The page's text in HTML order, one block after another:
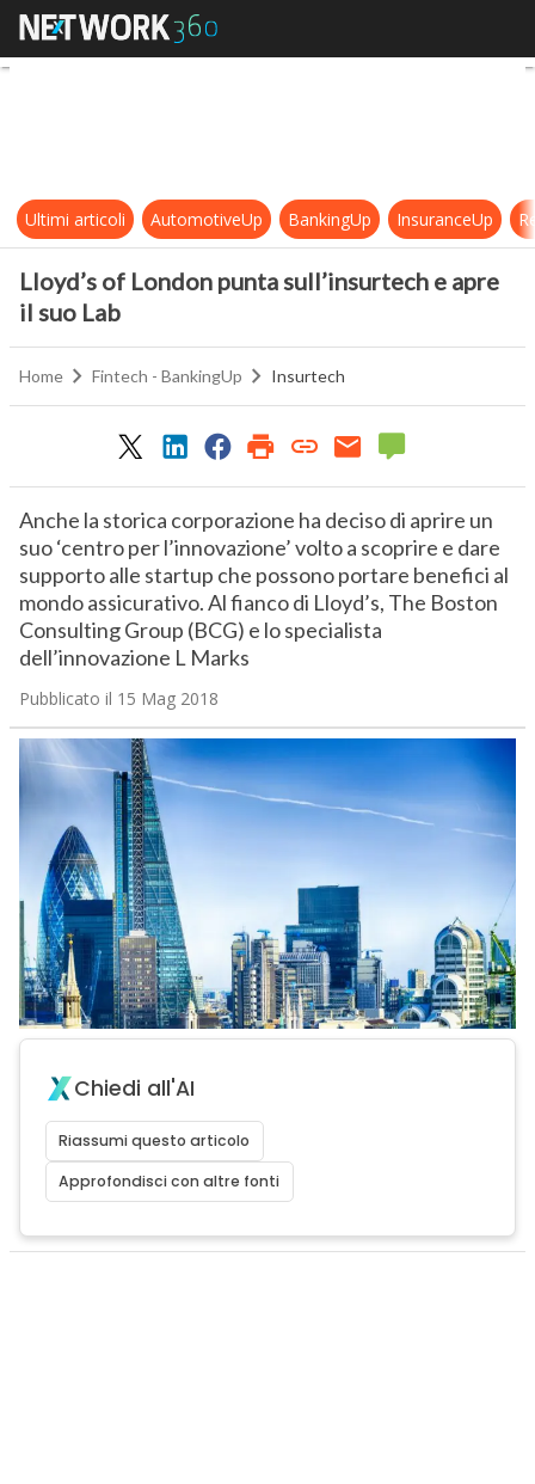
Lloyd’s of London punta
Ultimi articoli AutomotiveUp BankingUp InsuranceUp
Lloyd’s of London punta sull’insurtech e apre
il suo Lab
Home Fintech - BankingUp Insurtech
Anche la storica corporazione ha deciso di aprire un
suo ‘centro per l’innovazione’ volto a scoprire e dare
supporto alle startup che possono portare benefici al
mondo assicurativo. Al fianco di Lloyd’s, The Boston
Consulting Group (BCG) e lo specialista
dell’innovazione L Marks
Pubblicato il 15 Mag 2018
Chiedi all'AI
Riassumi questo articolo
Approfondisci con altre fonti